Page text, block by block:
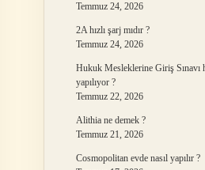
Temmuz 24, 2026
2A hızlı şarj mıdır ?
Temmuz 24, 2026
Hukuk Mesleklerine Giriş Sınavı
yapılıyor ?
Temmuz 22, 2026
Alithia ne demek ?
Temmuz 21, 2026
Cosmopolitan evde nasıl yapılır ?